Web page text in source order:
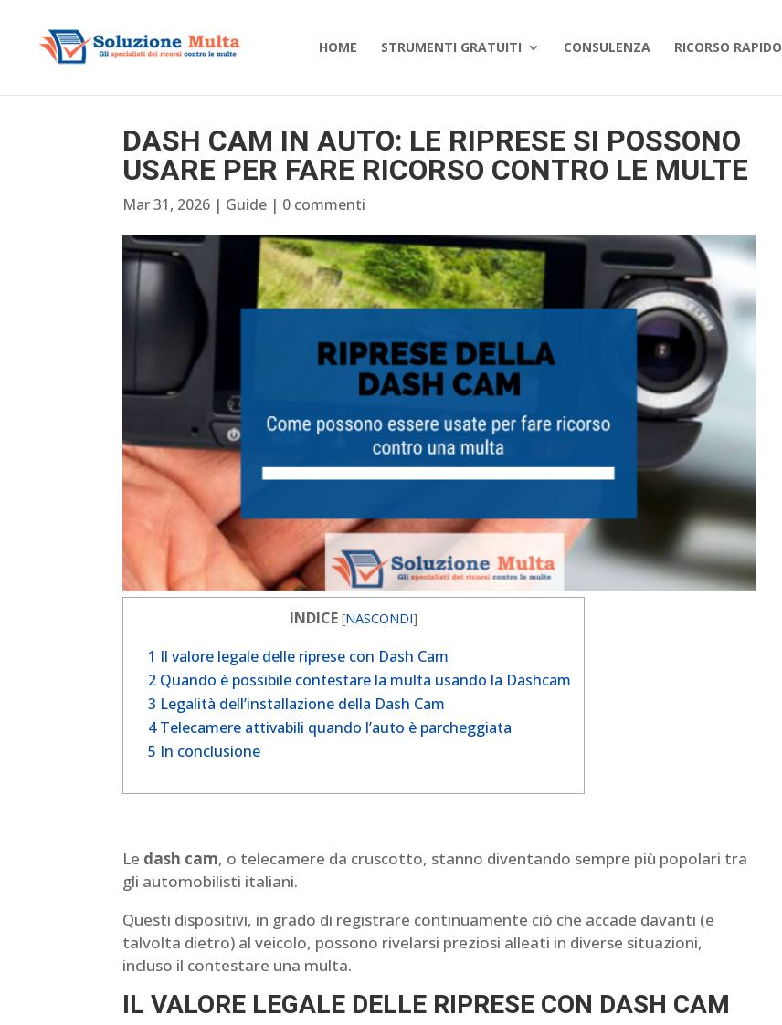
HOME STRUMENTI GRATUITI CONSULENZA RICORSO RAPIDO
DASH CAM IN AUTO: LE RIPRESE SI POSSONO
USARE PER FARE RICORSO CONTRO LE MULTE
Mar 31, 2026 | Guide | 0 commenti
INDICE [NASCONDI]
1 Il valore legale delle riprese con Dash Cam
2Quando è possibile contestare la multa usando la Dashcam
3 Legalità dell’installazione della Dash Cam
4Telecamere attivabili quando l’auto è parcheggiata
5 In conclusione
Le dash cam, o telecamere da cruscotto, stanno diventando sempre più popolari tra
gli automobilisti italiani.
Questi dispositivi, in grado di registrare continuamente ciò che accade davanti (e
talvolta dietro) al veicolo, possono rivelarsi preziosi alleati in diverse situazioni,
incluso il contestare una multa.
IL VALORE LEGALE DELLE RIPRESE CON DASH CAM